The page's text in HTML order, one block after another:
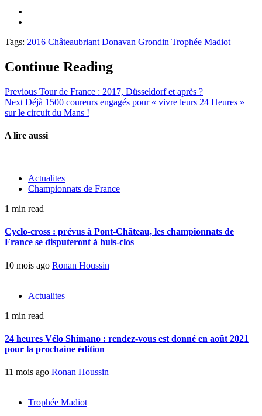
Tags: 2016 Châteaubriant Donavan Grondin Trophée Madiot
Continue Reading
Previous Tour de France : 2017, Düsseldorf et après ?
Next Déjà 1500 coureurs engagés pour « vivre leurs 24 Heures »
sur le circuit du Mans !
A lire aussi
Actualites
Championnats de France
1 min read
Cyclo-cross : prévus à Pont-Château, les championnats de
France se disputeront à huis-clos
10 mois ago Ronan Houssin
Actualites
1 min read
24 heures Vélo Shimano : rendez-vous est donné en août 2021
pour la prochaine édition
11 mois ago Ronan Houssin
Trophée Madiot